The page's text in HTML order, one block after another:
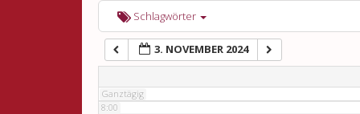
Schlagwörter
3. NOVEMBER 2024
Ganztägig
6:00
7:00
8:00